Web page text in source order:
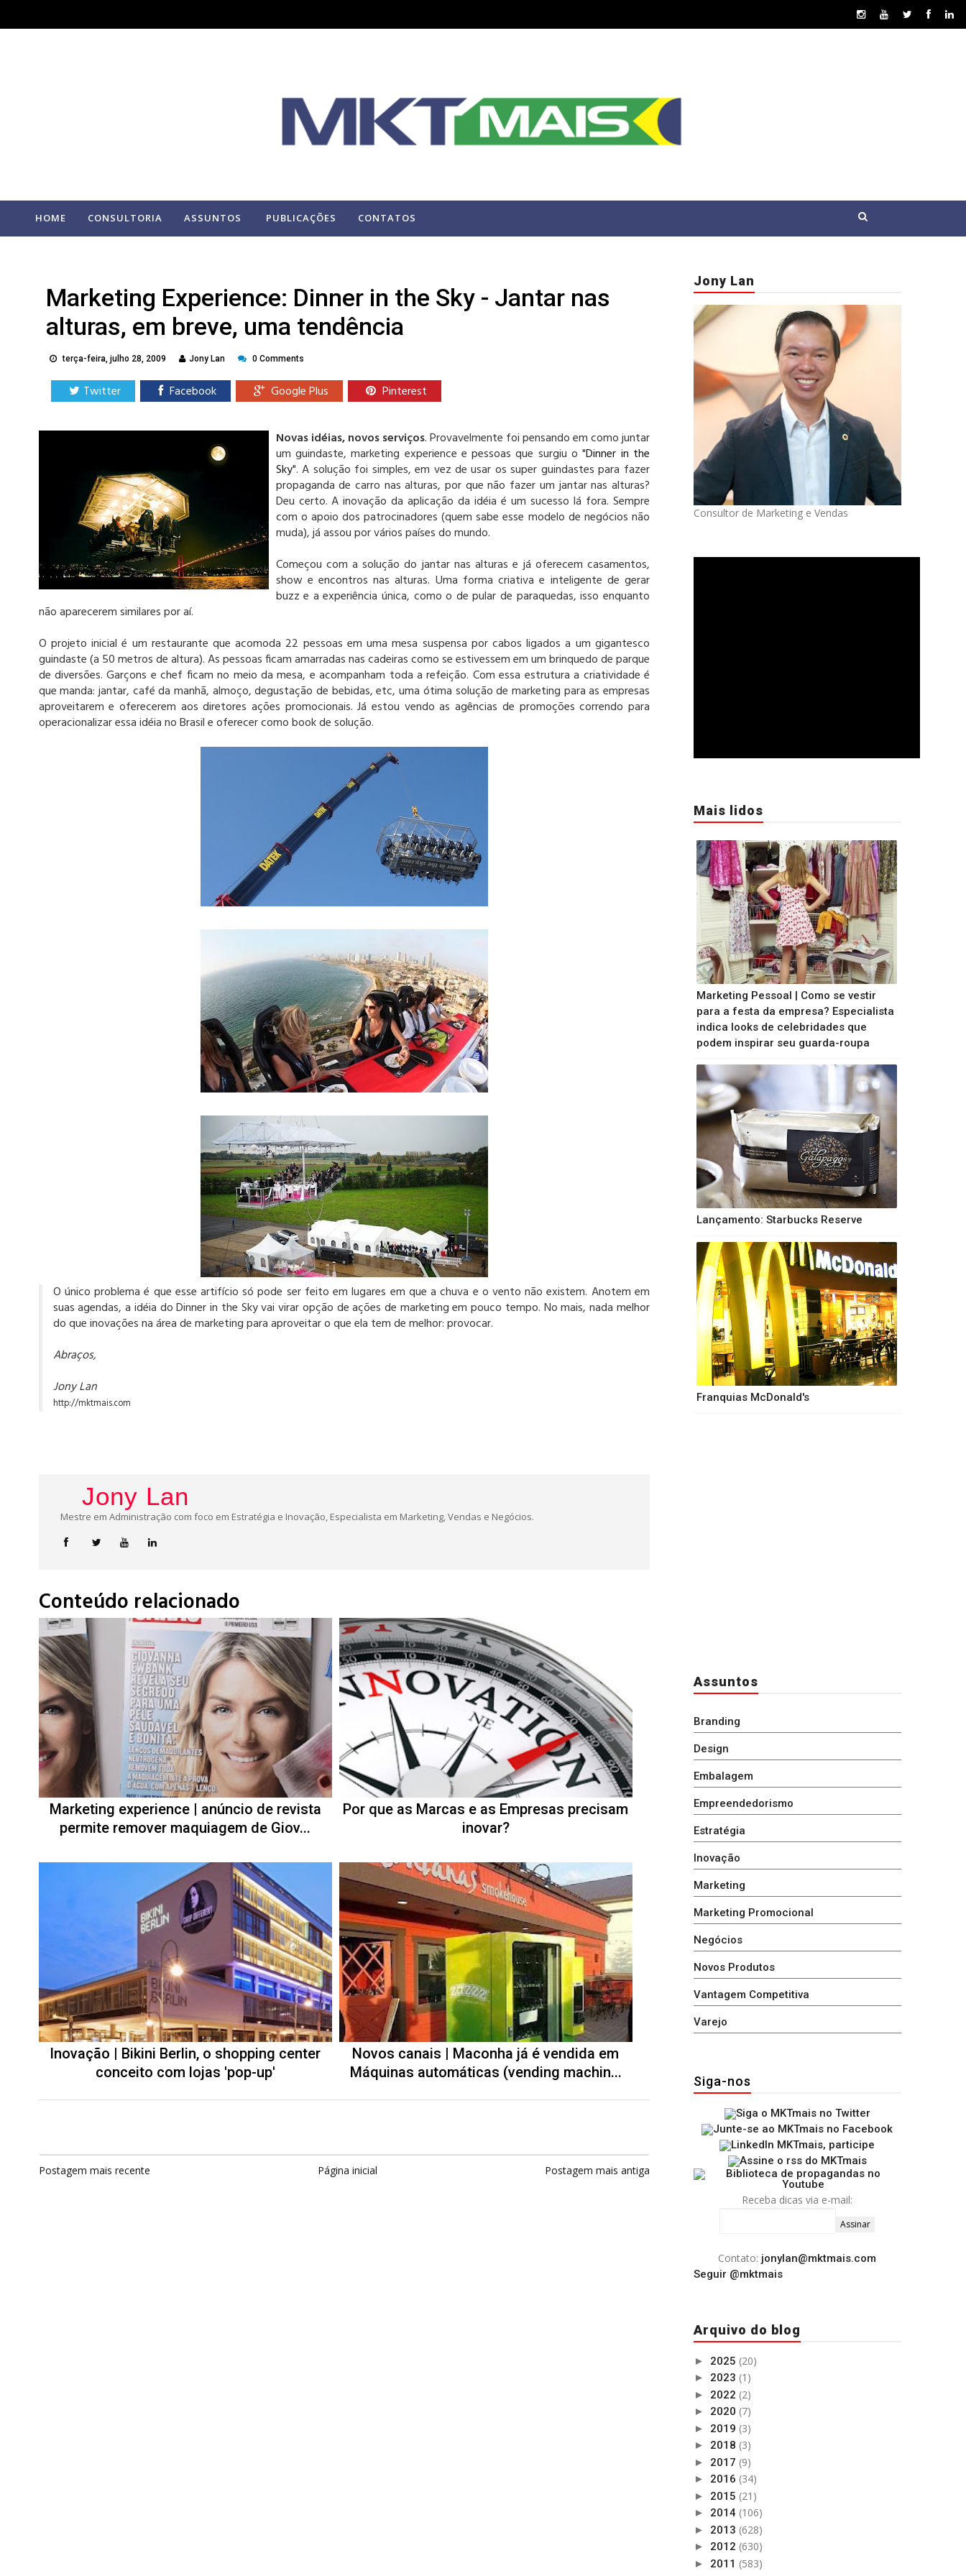
HOME CONSULTORIA ASSUNTOS PUBLICAÇÕES CONTATOS
Marketing Experience: Dinner in the Sky - Jantar nas
alturas, em breve, uma tendência
terça-feira, julho 28, 2009 Jony Lan 0 Comments
Twitter Facebook Google Plus Pinterest
Novas idéias, novos serviços. Provavelmente foi pensando em como juntar
um guindaste, marketing experience e pessoas que surgiu o "Dinner in the
Sky". A solução foi simples, em vez de usar os super guindastes para fazer
propaganda de carro nas alturas, por que não fazer um jantar nas alturas?
Deu certo. A inovação da aplicação da idéia é um sucesso lá fora. Sempre
com o apoio dos patrocinadores (quem sabe esse modelo de negócios não
muda), já assou por vários países do mundo.
Começou com a solução do jantar nas alturas e já oferecem casamentos,
show e encontros nas alturas. Uma forma criativa e inteligente de gerar
buzz e a experiência única, como o de pular de paraquedas, isso enquanto
não aparecerem similares por aí.
O projeto inicial é um restaurante que acomoda 22 pessoas em uma mesa suspensa por cabos ligados a um gigantesco
guindaste (a 50 metros de altura). As pessoas ficam amarradas nas cadeiras como se estivessem em um brinquedo de parque
de diversões. Garçons e chef ficam no meio da mesa, e acompanham toda a refeição. Com essa estrutura a criatividade é
que manda: jantar, café da manhã, almoço, degustação de bebidas, etc, uma ótima solução de marketing para as empresas
aproveitarem e oferecerem aos diretores ações promocionais. Já estou vendo as agências de promoções correndo para
operacionalizar essa idéia no Brasil e oferecer como book de solução.
O único problema é que esse artifício só pode ser feito em lugares em que a chuva e o vento não existem. Anotem em
suas agendas, a idéia do Dinner in the Sky vai virar opção de ações de marketing em pouco tempo. No mais, nada melhor
do que inovações na área de marketing para aproveitar o que ela tem de melhor: provocar.
Abraços,
Jony Lan
http://mktmais.com
Jony Lan
Mestre em Administração com foco em Estratégia e Inovação, Especialista em Marketing, Vendas e Negócios.
Conteúdo relacionado
Marketing experience | anúncio de revista
permite remover maquiagem de Giov...
Por que as Marcas e as Empresas precisam
inovar?
Inovação | Bikini Berlin, o shopping center
conceito com lojas 'pop-up'
Novos canais | Maconha já é vendida em
Máquinas automáticas (vending machin...
Postagem mais recente Página inicial Postagem mais antiga
Jony Lan
Consultor de Marketing e Vendas
Mais lidos
Marketing Pessoal | Como se vestir
para a festa da empresa? Especialista
indica looks de celebridades que
podem inspirar seu guarda-roupa
Lançamento: Starbucks Reserve
Franquias McDonald's
Assuntos
Branding
Design
Embalagem
Empreendedorismo
Estratégia
Inovação
Marketing
Marketing Promocional
Negócios
Novos Produtos
Vantagem Competitiva
Varejo
Siga-nos
Receba dicas via e-mail:
Contato: jonylan@mktmais.com
Seguir @mktmais
Arquivo do blog
► 2025 (20)
► 2023 (1)
► 2022 (2)
► 2020 (7)
► 2019 (3)
► 2018 (3)
► 2017 (9)
► 2016 (34)
► 2015 (21)
► 2014 (106)
► 2013 (628)
► 2012 (630)
► 2011 (583)